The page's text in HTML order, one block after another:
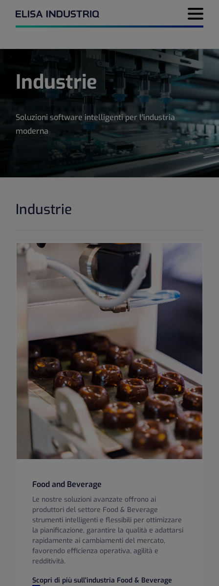
Menu di
Industrie
Soluzioni software intelligenti per l’industria
moderna
Industrie
Food and Beverage
Le nostre soluzioni avanzate offrono ai
produttori del settore Food & Beverage
strumenti intelligenti e flessibili per ottimizzare
la pianificazione, garantire la qualità e adattarsi
rapidamente ai cambiamenti del mercato,
favorendo efficienza operativa, agilità e
redditività.
Scopri di più sull'industria Food & Beverage
Food and Beverage